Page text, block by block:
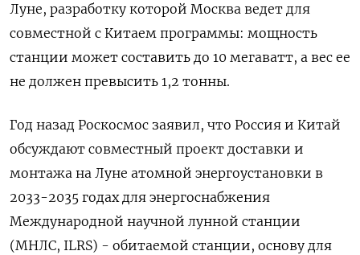
Луне, разработку которой Москва ведет для
совместной с Китаем программы: мощность
станции может составить до 10 мегаватт, а вес ее
не должен превысить 1,2 тонны.
Год назад Роскосмос заявил, что Россия и Китай
обсуждают совместный проект доставки и
монтажа на Луне атомной энергоустановки в
2033-2035 годах для энергоснабжения
Международной научной лунной станции
(МНЛС, ILRS) - обитаемой станции, основу для